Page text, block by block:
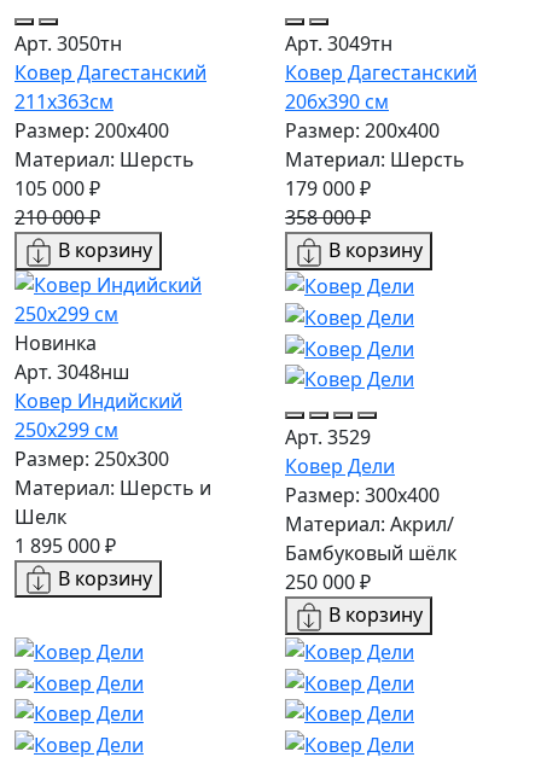
Арт. 3050тн
Ковер Дагестанский
211x363см
Размер: 200х400
Материал: Шерсть
105 000 ₽
210 000 ₽
В корзину
Арт. 3049тн
Ковер Дагестанский
206x390 см
Размер: 200х400
Материал: Шерсть
179 000 ₽
358 000 ₽
В корзину
Новинка
Арт. 3048нш
Ковер Индийский
250x299 см
Размер: 250x300
Материал: Шерсть и
Шелк
1 895 000 ₽
В корзину
Арт. 3529
Ковер Дели
Размер: 300х400
Материал: Акрил/
Бамбуковый шёлк
250 000 ₽
В корзину